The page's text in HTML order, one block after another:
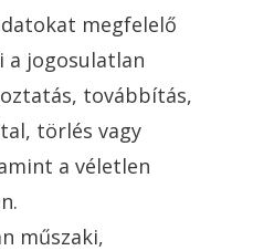
megfelelő
a jogosulatlan
továbbítás,
törlés vagy
a véletlen
műszaki,